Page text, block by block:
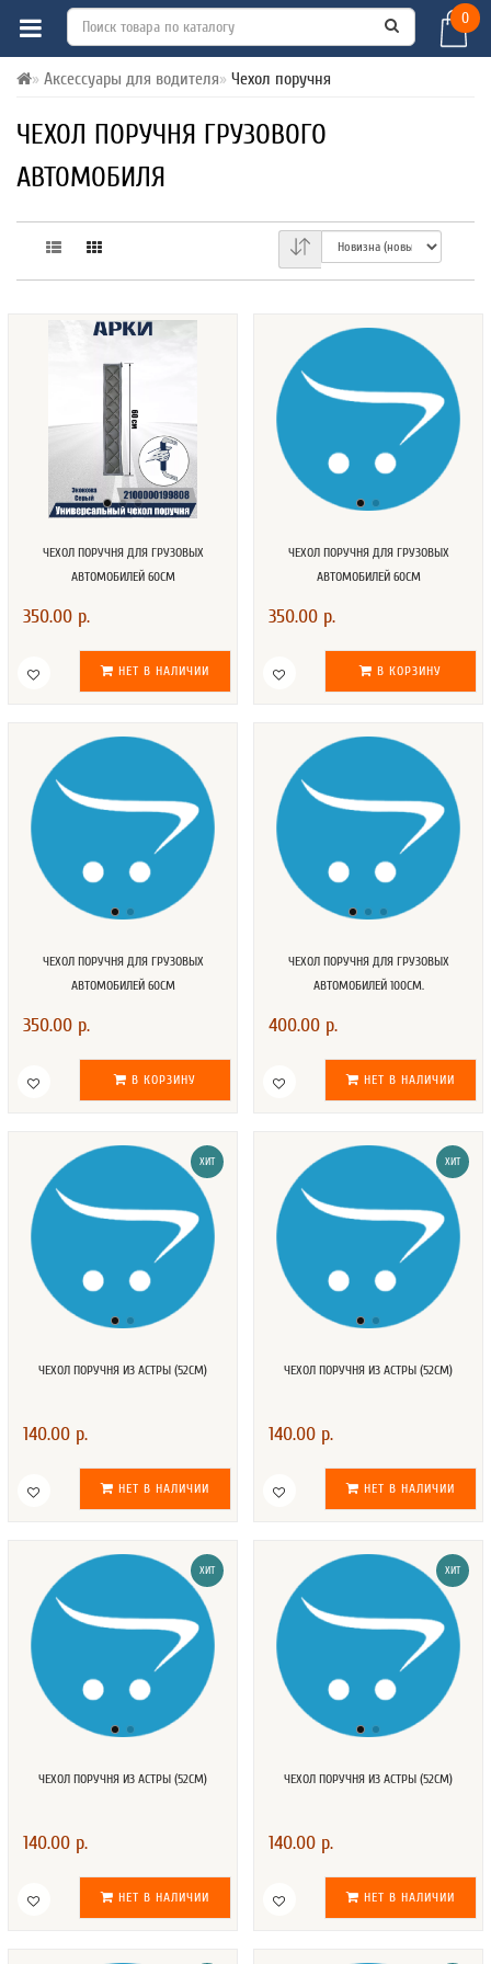
0
Аксессуары для водителя Чехол поручня
ЧЕХОЛ ПОРУЧНЯ ГРУЗОВОГО
АВТОМОБИЛЯ
ЧЕХОЛ ПОРУЧНЯ ДЛЯ ГРУЗОВЫХ
АВТОМОБИЛЕЙ 60СМ
350.00 р.
НЕТ В НАЛИЧИИ
ЧЕХОЛ ПОРУЧНЯ ДЛЯ ГРУЗОВЫХ
АВТОМОБИЛЕЙ 60СМ
350.00 р.
В КОРЗИНУ
ЧЕХОЛ ПОРУЧНЯ ДЛЯ ГРУЗОВЫХ
АВТОМОБИЛЕЙ 60СМ
350.00 р.
В КОРЗИНУ
ЧЕХОЛ ПОРУЧНЯ ДЛЯ ГРУЗОВЫХ
АВТОМОБИЛЕЙ 100СМ.
400.00 р.
НЕТ В НАЛИЧИИ
ХИТ
ЧЕХОЛ ПОРУЧНЯ ИЗ АСТРЫ (52СМ)
140.00 р.
НЕТ В НАЛИЧИИ
ХИТ
ЧЕХОЛ ПОРУЧНЯ ИЗ АСТРЫ (52СМ)
140.00 р.
НЕТ В НАЛИЧИИ
ХИТ
ЧЕХОЛ ПОРУЧНЯ ИЗ АСТРЫ (52СМ)
140.00 р.
НЕТ В НАЛИЧИИ
ХИТ
ЧЕХОЛ ПОРУЧНЯ ИЗ АСТРЫ (52СМ)
140.00 р.
НЕТ В НАЛИЧИИ